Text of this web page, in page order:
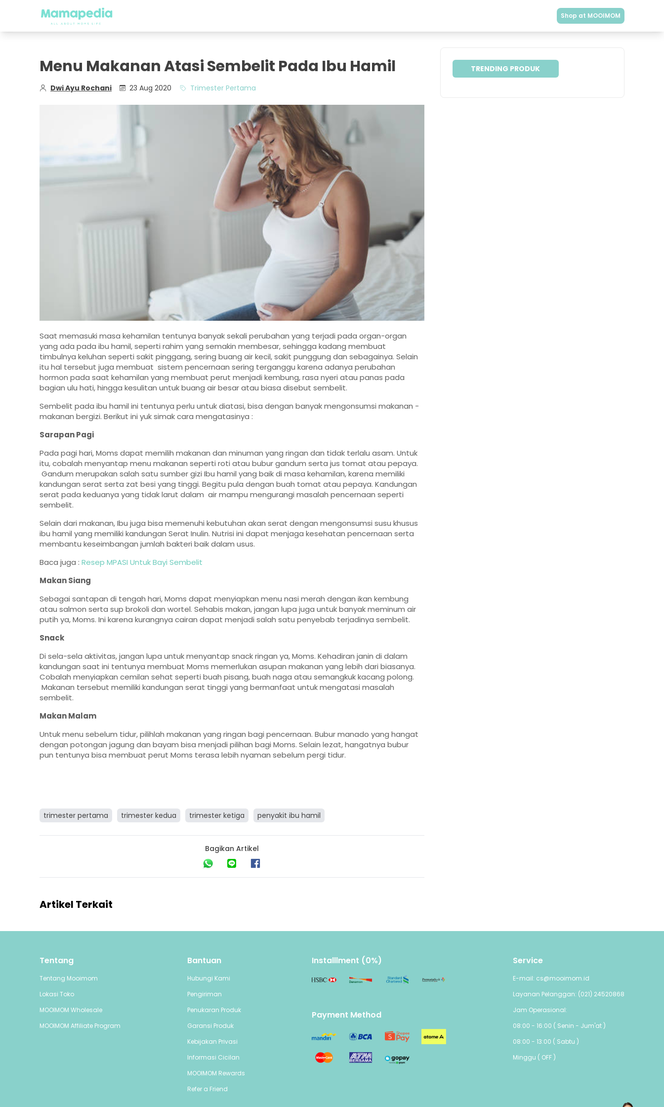
Shop at MOOIMOM
Menu Makanan Atasi Sembelit Pada Ibu Hamil
Dwi Ayu Rochani 23 Aug 2020 Trimester Pertama
Saat memasuki masa kehamilan tentunya banyak sekali perubahan yang terjadi pada organ-organ
yang ada pada ibu hamil, seperti rahim yang semakin membesar, sehingga kadang membuat
timbulnya keluhan seperti sakit pinggang, sering buang air kecil, sakit punggung dan sebagainya. Selain
itu hal tersebut juga membuat sistem pencernaan sering terganggu karena adanya perubahan
hormon pada saat kehamilan yang membuat perut menjadi kembung, rasa nyeri atau panas pada
bagian ulu hati, hingga kesulitan untuk buang air besar atau biasa disebut sembelit.
Sembelit pada ibu hamil ini tentunya perlu untuk diatasi, bisa dengan banyak mengonsumsi makanan -
makanan bergizi. Berikut ini yuk simak cara mengatasinya :
Sarapan Pagi
Pada pagi hari, Moms dapat memilih makanan dan minuman yang ringan dan tidak terlalu asam. Untuk
itu, cobalah menyantap menu makanan seperti roti atau bubur gandum serta jus tomat atau pepaya.
Gandum merupakan salah satu sumber gizi Ibu hamil yang baik di masa kehamilan, karena memiliki
kandungan serat serta zat besi yang tinggi. Begitu pula dengan buah tomat atau pepaya. Kandungan
serat pada keduanya yang tidak larut dalam air mampu mengurangi masalah pencernaan seperti
sembelit.
Selain dari makanan, Ibu juga bisa memenuhi kebutuhan akan serat dengan mengonsumsi susu khusus
ibu hamil yang memiliki kandungan Serat Inulin. Nutrisi ini dapat menjaga kesehatan pencernaan serta
membantu keseimbangan jumlah bakteri baik dalam usus.
Baca juga : Resep MPASI Untuk Bayi Sembelit
Makan Siang
Sebagai santapan di tengah hari, Moms dapat menyiapkan menu nasi merah dengan ikan kembung
atau salmon serta sup brokoli dan wortel. Sehabis makan, jangan lupa juga untuk banyak meminum air
putih ya, Moms. Ini karena kurangnya cairan dapat menjadi salah satu penyebab terjadinya sembelit.
Snack
Di sela-sela aktivitas, jangan lupa untuk menyantap snack ringan ya, Moms. Kehadiran janin di dalam
kandungan saat ini tentunya membuat Moms memerlukan asupan makanan yang lebih dari biasanya.
Cobalah menyiapkan cemilan sehat seperti buah pisang, buah naga atau semangkuk kacang polong.
Makanan tersebut memiliki kandungan serat tinggi yang bermanfaat untuk mengatasi masalah
sembelit.
Makan Malam
Untuk menu sebelum tidur, pilihlah makanan yang ringan bagi pencernaan. Bubur manado yang hangat
dengan potongan jagung dan bayam bisa menjadi pilihan bagi Moms. Selain lezat, hangatnya bubur
pun tentunya bisa membuat perut Moms terasa lebih nyaman sebelum pergi tidur.
trimester pertama trimester kedua trimester ketiga penyakit ibu hamil
Bagikan Artikel
TRENDING PRODUK
Artikel Terkait
Tentang
Tentang Mooimom
Lokasi Toko
MOOIMOM Wholesale
MOOIMOM Affiliate Program
Bantuan
Hubungi Kami
Pengiriman
Penukaran Produk
Garansi Produk
Kebijakan Privasi
Informasi Cicilan
MOOIMOM Rewards
Refer a Friend
Installlment (0%)
Payment Method
Service
E-mail: cs@mooimom.id
Layanan Pelanggan: (021) 24520868
Jam Operasional:
08:00 - 16:00 ( Senin - Jum'at )
08:00 - 13:00 ( Sabtu )
Minggu ( OFF )